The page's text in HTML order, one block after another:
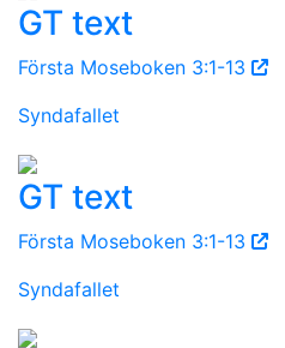
GT text
Första Moseboken 3:1-13
Syndafallet
GT text
Första Moseboken 3:1-13
Syndafallet